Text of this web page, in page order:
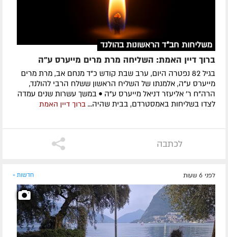
משליחות חב"ד הראשונות בהולנד
ברוך דיין האמת: השליחה מרת מרים מייערס ע"ה
בגיל 82 נפטרה היום, ערב שבת קודש כ"ד מנחם אב, מרת מרים
מייערס ע"ה, אלמנתו של השליח הראשון ששלח הרבי להולנד,
הרה"ח ר' אליעזר דניאל מייערס ע"ה • במשך עשרות שנים עמדה
לצדו בשליחות באמסטרדם, בבית שהיה... ברוך דיין האמת
לכתבה
לפני 6 שעות חדשות »